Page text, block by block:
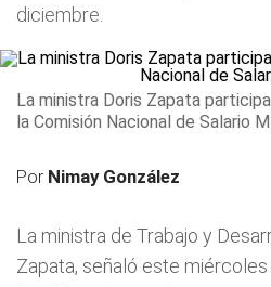
diciembre.
La ministra Doris Zapata
la Comisión Nacional de Salario
Por Nimay González
La ministra de Trabajo y
Zapata, señaló este